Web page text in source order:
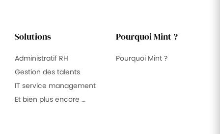
Solutions
Administratif RH
Gestion des talents
IT service management
Et bien plus encore …
Pourquoi Mint ?
Pourquoi Mint ?